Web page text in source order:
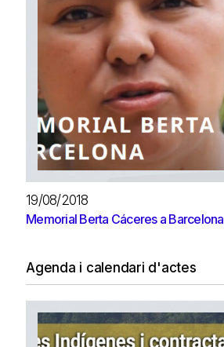
19/08/2018
Memorial Berta Cáceres a Barcelona
Agenda i calendari d'actes